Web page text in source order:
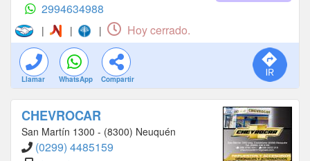
2994634988
| | | Hoy cerrado.
Llamar WhatsApp Compartir
CHEVROCAR
San Martín 1300 - (8300) Neuquén
(0299) 4485159